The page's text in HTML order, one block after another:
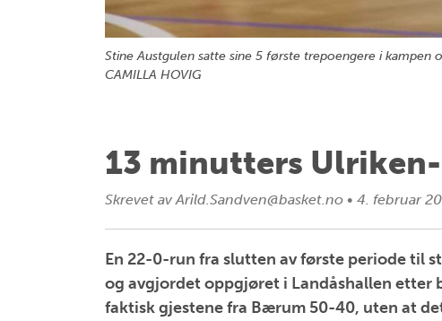
Stine Austgulen satte sine 5 første trepoengere i kampen
CAMILLA HOVIG
13 minutters
Skrevet av Arild.Sandven@basket.no • 4. februar
En 22-0-run fra slutten av første periode til
og avgjordet oppgjøret i Landåshallen etter
faktisk gjestene fra Bærum 50-40, uten at